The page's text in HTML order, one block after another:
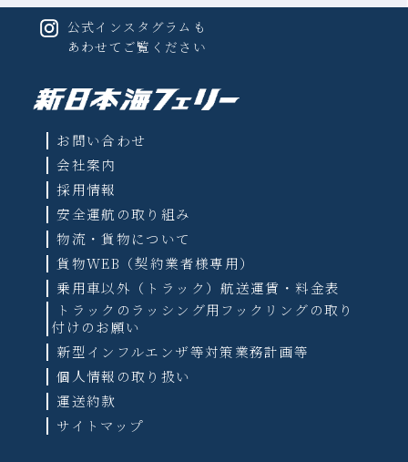
お問い合わせ
会社案内
採用情報
安全運航の取り組み
物流・貨物について
貨物WEB（契約業者様専用）
乗用車以外（トラック）航送運賃・料金表
トラックのラッシング用フックリングの取り
付けのお願い
新型インフルエンザ等対策業務計画等
個人情報の取り扱い
運送約款
サイトマップ
公式インスタグラムも
あわせてご覧ください